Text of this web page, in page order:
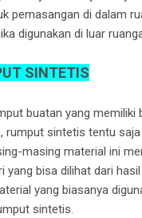
pemasangan di dalam
digunakan di luar
SINTETIS
buatan yang memiliki
rumput sintetis tentu
masing material ini
yang bisa dilihat dari
yang biasanya
sintetis.